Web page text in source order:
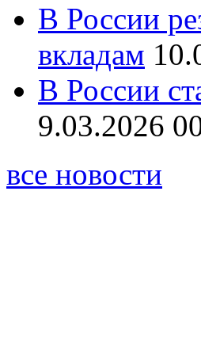
В России
вкладам
В России
9.03.2026
все новости